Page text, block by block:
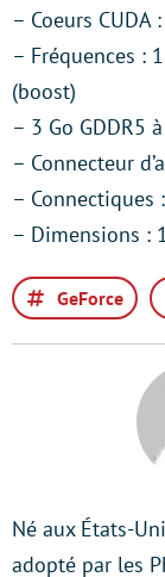
– Coeurs CUDA
– Fréquences :
(boost)
– 3 Go GDDR5
– Connecteur
– Connectiques
– Dimensions :
GeForce
Né aux États-
adopté par les